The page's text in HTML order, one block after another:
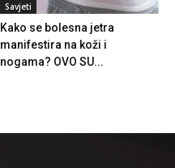
Savjeti
Kako se bolesna jetra
manifestira na koži i
nogama? OVO SU...